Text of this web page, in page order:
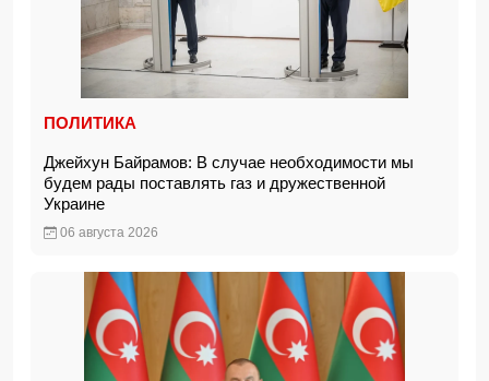
ПОЛИТИКА
Джейхун Байрамов: В случае необходимости мы
будем рады поставлять газ и дружественной
Украине
06 августа 2026